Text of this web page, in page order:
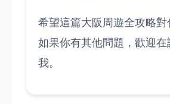
希望這篇大阪周遊全攻略對
如果你有其他問題，歡迎在
我。